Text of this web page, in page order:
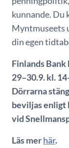
kunnande. Du
Myntmuseets
din egen
Finlands
29–30.9. kl.
Dörrarna
beviljas enligt
vid
Läs merhär.